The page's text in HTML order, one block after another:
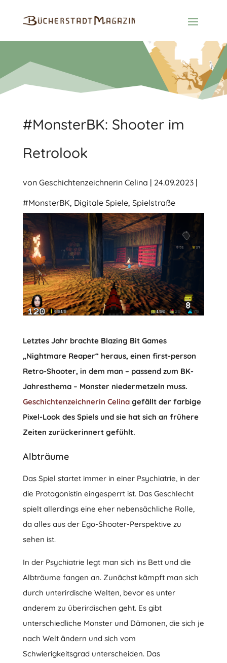
#MonsterBK: Shooter im
Retrolook
von Geschichtenzeichnerin Celina | 24.09.2023|
#MonsterBK, Digitale Spiele, Spielstraße
Letztes Jahr brachte Blazing Bit Games
„Nightmare Reaper“ heraus, einen first-person
Retro-Shooter, in dem man – passend zum BK-
Jahresthema – Monster niedermetzeln muss.
Geschichtenzeichnerin Celinagefällt der farbige
Pixel-Look des Spiels und sie hat sich an frühere
Zeiten zurückerinnert gefühlt.
Albträume
Das Spiel startet immer in einer Psychiatrie, in der
die Protagonistin eingesperrt ist. Das Geschlecht
spielt allerdings eine eher nebensächliche Rolle,
da alles aus der Ego-Shooter-Perspektive zu
sehen ist.
In der Psychiatrie legt man sich ins Bett und die
Albträume fangen an. Zunächst kämpft man sich
durch unterirdische Welten, bevor es unter
anderem zu überirdischen geht. Es gibt
unterschiedliche Monster und Dämonen, die sich je
nach Welt ändern und sich vom
Schwierigkeitsgrad unterscheiden. Das